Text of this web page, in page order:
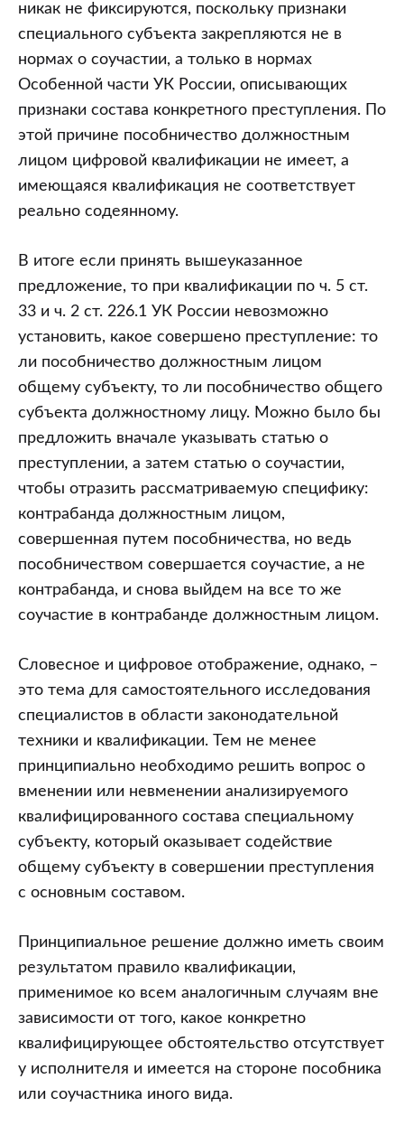
никак не фиксируются, поскольку признаки
специального субъекта закрепляются не в
нормах о соучастии, а только в нормах
Особенной части УК России, описывающих
признаки состава конкретного преступления. По
этой причине пособничество должностным
лицом цифровой квалификации не имеет, а
имеющаяся квалификация не соответствует
реально содеянному.
В итоге если принять вышеуказанное
предложение, то при квалификации по ч. 5 ст.
33 и ч. 2 ст. 226.1 УК России невозможно
установить, какое совершено преступление: то
ли пособничество должностным лицом
общему субъекту, то ли пособничество общего
субъекта должностному лицу. Можно было бы
предложить вначале указывать статью о
преступлении, а затем статью о соучастии,
чтобы отразить рассматриваемую специфику:
контрабанда должностным лицом,
совершенная путем пособничества, но ведь
пособничеством совершается соучастие, а не
контрабанда, и снова выйдем на все то же
соучастие в контрабанде должностным лицом.
Словесное и цифровое отображение, однако, –
это тема для самостоятельного исследования
специалистов в области законодательной
техники и квалификации. Тем не менее
принципиально необходимо решить вопрос о
вменении или невменении анализируемого
квалифицированного состава специальному
субъекту, который оказывает содействие
общему субъекту в совершении преступления
с основным составом.
Принципиальное решение должно иметь своим
результатом правило квалификации,
применимое ко всем аналогичным случаям вне
зависимости от того, какое конкретно
квалифицирующее обстоятельство отсутствует
у исполнителя и имеется на стороне пособника
или соучастника иного вида.